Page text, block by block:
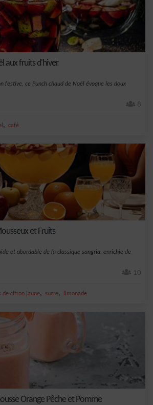
aux fruits d'hiver
festive, ce Punch chaud de Noël évoque les doux
8
, café
et Fruits
et abordable de la classique sangria, enrichie de
10
de citron jaune, sucre, limonade
Orange Pêche et Pomme